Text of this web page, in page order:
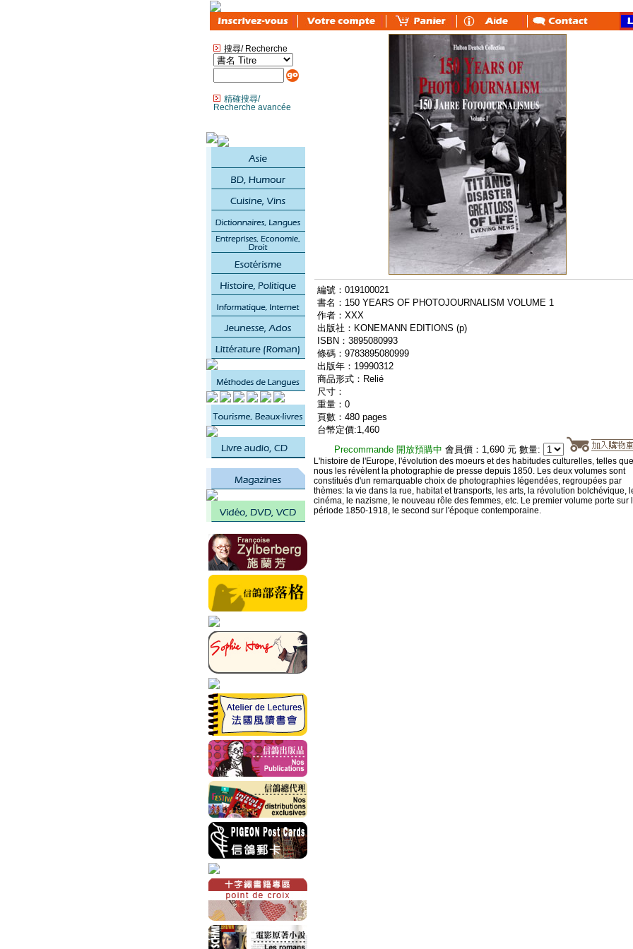
搜尋/ Recherche
精確搜尋/
Recherche avancée
編號：019100021
書名：150 YEARS OF PHOTOJOURNALISM VOLUME 1
作者：XXX
出版社：KONEMANN EDITIONS (p)
ISBN：3895080993
條碼：9783895080999
出版年：19990312
商品形式：Relié
尺寸：
重量：0
頁數：480 pages
台幣定價:1,460
Precommande 開放預購中 會員價：1,690 元 數量:
L'histoire de l'Europe, l'évolution des moeurs et des habitudes culturelles, telles que
nous les révèlent la photographie de presse depuis 1850. Les deux volumes sont
constitués d'un remarquable choix de photographies légendées, regroupées par
thèmes: la vie dans la rue, habitat et transports, les arts, la révolution bolchévique,
cinéma, le nazisme, le nouveau rôle des femmes, etc. Le premier volume porte sur
période 1850-1918, le second sur l'époque contemporaine.